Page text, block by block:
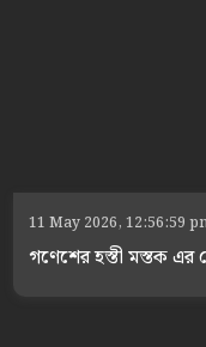
11 May 2026, 12:56:59
গণেশের হস্তী মস্তক